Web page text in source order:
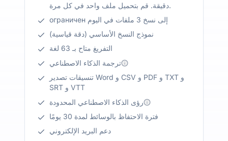
دقيقة. قم بتحميل ملف واحد في كل مرة.
ограничен إلى نسخ 3 ملفات في اليوم
نموذج النسخ الأساسي (دقة قياسية)
التفريغ متاح بـ 63 لغة
ترجمة الذكاء الاصطناعي
تنسيقات تصدير Word و CSV و PDF و TXT و
SRT و VTT
رؤى الذكاء الاصطناعي المحدودة
فترة الاحتفاظ بالوسائط لمدة 30 يومًا
دعم البريد الإلكتروني